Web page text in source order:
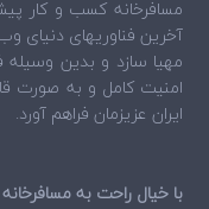
مسافرخانه کسب و کار
آخرین فناوریهای دنیای
مهیا سازد و بدین
امنیت کامل و به صورت
ایران عزیزمان فراهم آورد.
با خیال راحت به مسافرخانه